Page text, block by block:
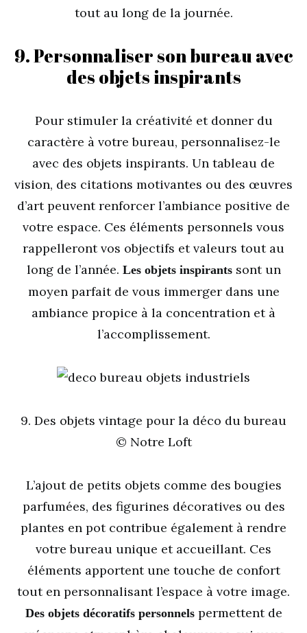
tout au long de la journée.
9. Personnaliser son bureau avec
des objets inspirants
Pour stimuler la créativité et donner du
caractère à votre bureau, personnalisez-le
avec des objets inspirants. Un tableau de
vision, des citations motivantes ou des œuvres
d’art peuvent renforcer l’ambiance positive de
votre espace. Ces éléments personnels vous
rappelleront vos objectifs et valeurs tout au
long de l’année. Les objets inspirantssont un
moyen parfait de vous immerger dans une
ambiance propice à la concentration et à
l’accomplissement.
9. Des objets vintage pour la déco du bureau
© Notre Loft
L’ajout de petits objets comme des bougies
parfumées, des figurines décoratives ou des
plantes en pot contribue également à rendre
votre bureau unique et accueillant. Ces
éléments apportent une touche de confort
tout en personnalisant l’espace à votre image.
Des objets décoratifs personnelspermettent de